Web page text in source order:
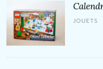
JOUETS